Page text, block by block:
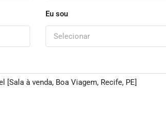
Eu sou
Selecionar